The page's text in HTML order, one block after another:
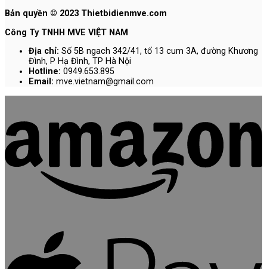
Bản quyền © 2023 Thietbidienmve.com
Công Ty TNHH MVE VIỆT NAM
Địa chỉ: Số 5B ngach 342/41, tổ 13 cum 3A, đường Khương
Đình, P Hạ Đình, TP Hà Nội
Hotline: 0949.653.895
Email: mve.vietnam@gmail.com